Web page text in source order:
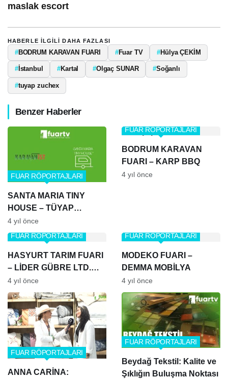
maslak escort
HABERLE ILGILI DAHA FAZLASI
#BODRUM KARAVAN FUARI #Fuar TV #Hülya ÇEKİM
#İstanbul #Kartal #Olgaç SUNAR #Soğanlı
#tuyap zuchex
Benzer Haberler
SANTA MARIA TINY
HOUSE – TÜYAP
KARAVAN FUARI
FUAR RÖPORTAJLARI
4 yıl önce
BODRUM KARAVAN
FUARI – KARP BBQ
FUAR RÖPORTAJLARI
4 yıl önce
HASYURT TARIM FUARI
– LİDER GÜBRE LTD.
ŞTİ.
FUAR RÖPORTAJLARI
4 yıl önce
MODEKO FUARI –
DEMMA MOBİLYA
FUAR RÖPORTAJLARI
4 yıl önce
ANNA CARİNA:
FUAR RÖPORTAJLARI
Beydağ Tekstil: Kalite ve
Şıklığın Buluşma Noktası
FUAR RÖPORTAJLARI